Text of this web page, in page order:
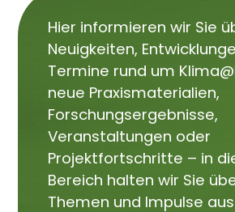
Hier informieren wir Sie
Neuigkeiten,
Termine rund um
neue Praxismaterialien,
Forschungsergebnisse,
Veranstaltungen oder
Projektfortschritte – in
Bereich halten wir Sie
Themen und Impulse